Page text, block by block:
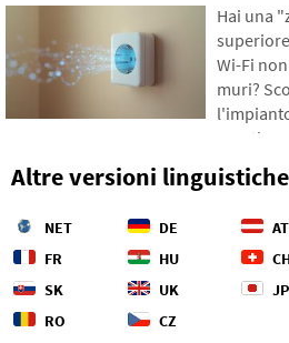
basiamo
nostre
quattro
meglio
Hai una
Wi-Fi
muri?
pareti
Altre versioni linguistiche
NET DE AT
FR
HU
SK
UK JP
RO
CZ